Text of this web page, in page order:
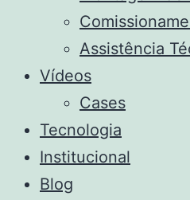
Assistência
Vídeos
Cases
Tecnologia
Institucional
Blog